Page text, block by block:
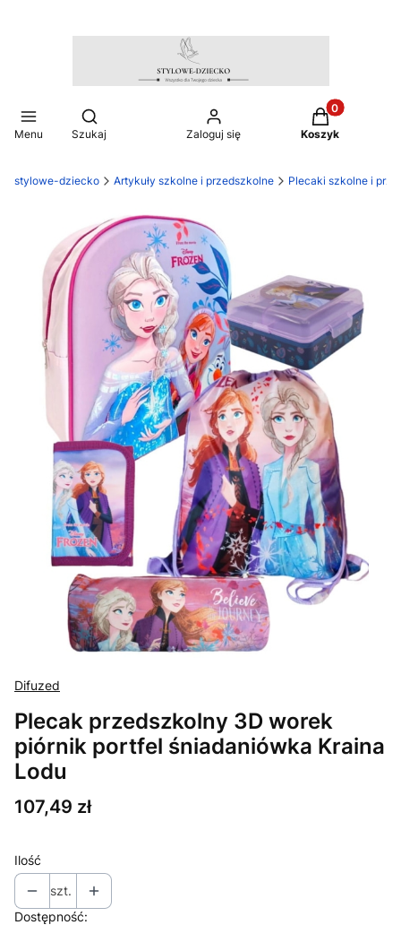
Menu
Otwórz wyszukiwarkę
Szukaj Zaloguj się
Produkty w
Koszyk
stylowe-dziecko Artykuły szkolne i przedszkolne Plecaki szkolne i
Difuzed
Plecak przedszkolny 3D worek
piórnik portfel śniadaniówka Kraina
Lodu
Cena
107,49 zł
Ilość
szt.
Dostępność: